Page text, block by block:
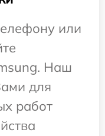
или
Наш
для
работ